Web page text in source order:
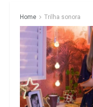
Home Trilha sonora